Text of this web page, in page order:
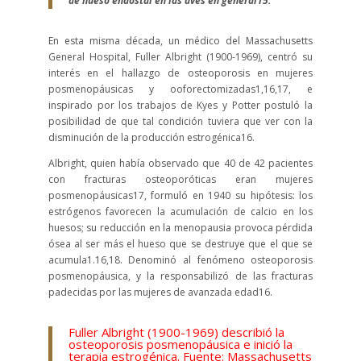
En esta misma década, un médico del Massachusetts
General Hospital, Fuller Albright (1900-1969), centró su
interés en el hallazgo de osteoporosis en mujeres
posmenopáusicas y ooforectomizadas1,16,17, e
inspirado por los trabajos de Kyes y Potter postuló la
posibilidad de que tal condición tuviera que ver con la
disminución de la producción estrogénica16.
Albright, quien había observado que 40 de 42 pacientes
con fracturas osteoporóticas eran mujeres
posmenopáusicas17, formuló en 1940 su hipótesis: los
estrógenos favorecen la acumulación de calcio en los
huesos; su reducción en la menopausia provoca pérdida
ósea al ser más el hueso que se destruye que el que se
acumula1.16,18. Denominó al fenómeno osteoporosis
posmenopáusica, y la responsabilizó de las fracturas
padecidas por las mujeres de avanzada edad16.
Fuller Albright (1900-1969) describió la
osteoporosis posmenopáusica e inició la
terapia estrogénica. Fuente: Massachusetts